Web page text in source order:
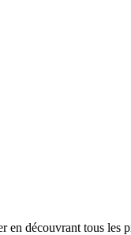
en découvrant tous les